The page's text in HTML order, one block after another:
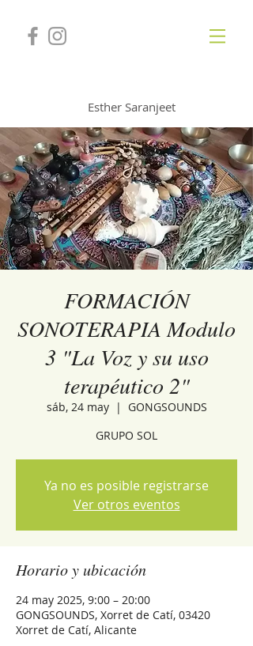
Esther Saranjeet
FORMACIÓN
SONOTERAPIA Modulo
3 "La Voz y su uso
terapéutico 2"
sáb, 24 may
  |
GONGSOUNDS
GRUPO SOL
Ya no es posible registrarse
Ver otros eventos
Horario y ubicación
24 may 2025, 9:00 – 20:00
GONGSOUNDS, Xorret de Catí, 03420
Xorret de Catí, Alicante